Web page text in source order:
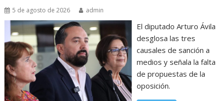
5 de agosto de 2026 admin
El diputado Arturo Ávila
desglosa las tres
causales de sanción a
medios y señala la falta
de propuestas de la
oposición.